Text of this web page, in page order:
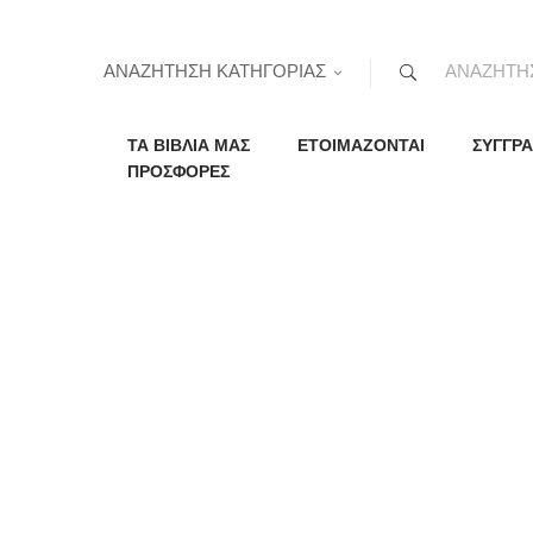
ΑΝΑΖΗΤΗΣΗ ΚΑΤΗΓΟΡΙΑΣ
ΤΑ ΒΙΒΛΙΑ ΜΑΣ ΕΤΟΙΜΑΖΟΝΤΑΙ
ΠΡΟΣΦΟΡΕΣ